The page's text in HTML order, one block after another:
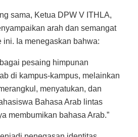
sama, Ketua DPW V ITHLA,
arah dan semangat
ini. Ia menegaskan bahwa:
pesaing himpunan
di kampus-kampus, melainkan
menyatukan, dan
Bahasa Arab lintas
membumikan bahasa Arab.”